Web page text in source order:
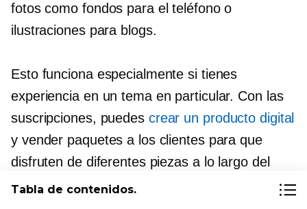
fotos como fondos para el teléfono o
ilustraciones para blogs.
Esto funciona especialmente si tienes
experiencia en un tema en particular. Con las
suscripciones, puedes crear un producto digital
y vender paquetes a los clientes para que
disfruten de diferentes piezas a lo largo del
tiempo. Por ejemplo, puedes vender el acceso
Tabla de contenidos.